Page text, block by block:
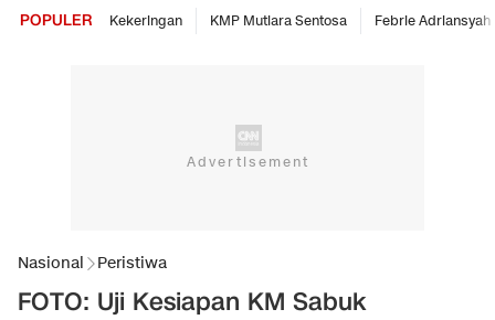
POPULER Kekeringan KMP Mutiara Sentosa Febrie Adriansyah
Nasional Peristiwa
FOTO: Uji Kesiapan KM Sabuk